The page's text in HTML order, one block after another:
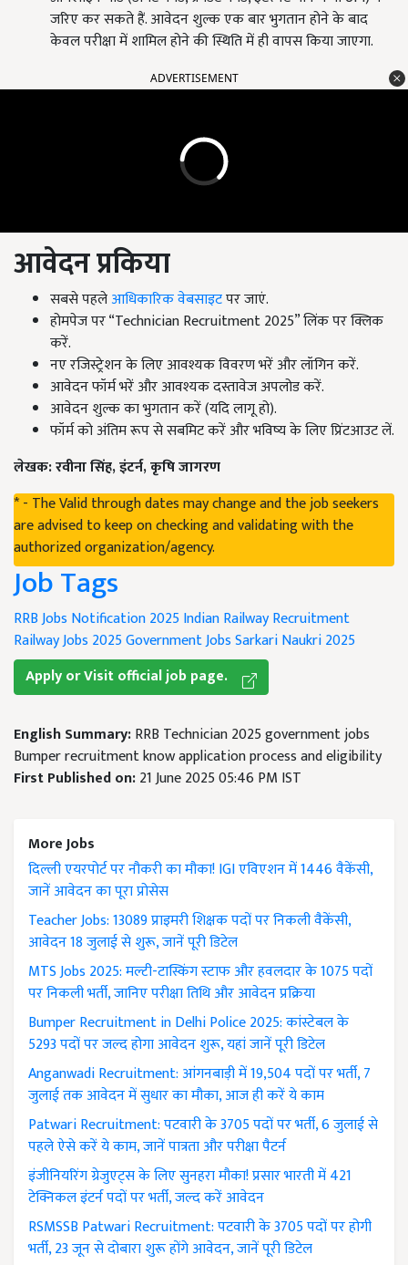
जरिए कर सकते हैं. आवेदन शुल्क एक बार भुगतान होने के बाद
केवल परीक्षा में शामिल होने की स्थिति में ही वापस किया जाएगा.
ADVERTISEMENT
आवेदन प्रकिया
सबसे पहलेआधिकारिक वेबसाइटपर जाएं.
होमपेज पर “Technician Recruitment 2025” लिंक पर क्लिक
करें.
नए रजिस्ट्रेशन के लिए आवश्यक विवरण भरें और लॉगिन करें.
आवेदन फॉर्म भरें और आवश्यक दस्तावेज अपलोड करें.
आवेदन शुल्क का भुगतान करें (यदि लागू हो).
फॉर्म को अंतिम रूप से सबमिट करें और भविष्य के लिए प्रिंटआउट लें.
लेखक:रवीना सिंह,इंटर्न,कृषि जागरण
* - The Valid through dates may change and the job seekers
are advised to keep on checking and validating with the
authorized organization/agency.
Job Tags
RRB Jobs Notification 2025Indian Railway Recruitment
Railway Jobs 2025Government JobsSarkari Naukri 2025
Apply or Visit official job page.
English Summary:RRB Technician 2025 government jobs
Bumper recruitment know application process and eligibility
First Published on:21 June 2025 05:46 PM IST
More Jobs
दिल्ली एयरपोर्ट पर नौकरी का मौका! IGI एविएशन में 1446 वैकेंसी,
जानें आवेदन का पूरा प्रोसेस
Teacher Jobs: 13089 प्राइमरी शिक्षक पदों पर निकली वैकेंसी,
आवेदन 18 जुलाई से शुरू, जानें पूरी डिटेल
MTS Jobs 2025: मल्टी-टास्किंग स्टाफ और हवलदार के 1075 पदों
पर निकली भर्ती, जानिए परीक्षा तिथि और आवेदन प्रक्रिया
Bumper Recruitment in Delhi Police 2025: कांस्टेबल के
5293 पदों पर जल्द होगा आवेदन शुरू, यहां जानें पूरी डिटेल
Anganwadi Recruitment: आंगनबाड़ी में 19,504 पदों पर भर्ती, 7
जुलाई तक आवेदन में सुधार का मौका, आज ही करें ये काम
Patwari Recruitment: पटवारी के 3705 पदों पर भर्ती, 6 जुलाई से
पहले ऐसे करें ये काम, जानें पात्रता और परीक्षा पैटर्न
इंजीनियरिंग ग्रेजुएट्स के लिए सुनहरा मौका! प्रसार भारती में 421
टेक्निकल इंटर्न पदों पर भर्ती, जल्द करें आवेदन
RSMSSB Patwari Recruitment: पटवारी के 3705 पदों पर होगी
भर्ती, 23 जून से दोबारा शुरू होंगे आवेदन, जानें पूरी डिटेल